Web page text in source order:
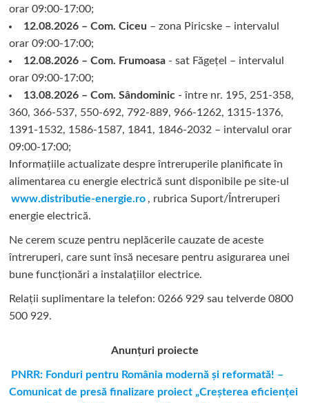
orar 09:00-17:00;
12.08.2026 – Com. Ciceu – zona Piricske – intervalul
orar 09:00-17:00;
12.08.2026 – Com. Frumoasa- sat Făgețel – intervalul
orar 09:00-17:00;
13.08.2026 – Com. Sândominic- între nr. 195, 251-358,
360, 366-537, 550-692, 792-889, 966-1262, 1315-1376,
1391-1532, 1586-1587, 1841, 1846-2032 – intervalul orar
09:00-17:00;
Informațiile actualizate despre întreruperile planificate în
alimentarea cu energie electrică sunt disponibile pe site-ul
www.distributie-energie.ro , rubrica Suport/Întreruperi
energie electrică.
Ne cerem scuze pentru neplăcerile cauzate de aceste
întreruperi, care sunt însă necesare pentru asigurarea unei
bune funcționări a instalațiilor electrice.
Relații suplimentare la tel efon: 0266 929 sau telverde 0800
500 929.
Anunțuri proiecte
PNRR: Fonduri pentru România modernă şi reformată! –
Comunicat de presă finalizare proiect „Creşterea eficienţei